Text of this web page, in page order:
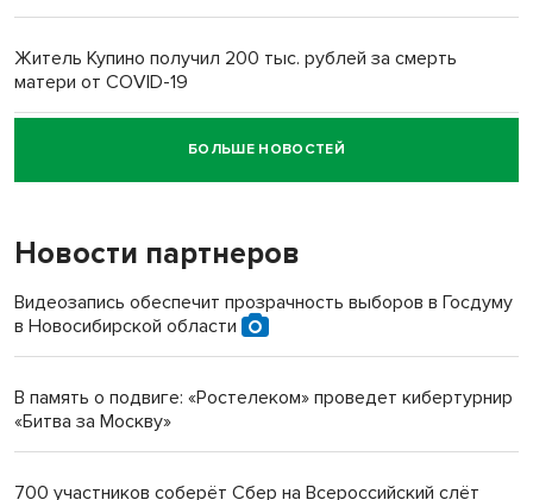
Житель Купино получил 200 тыс. рублей за смерть
матери от COVID-19
Новосибирский суд наказал водителя за смерть
пенсионерки на вокзале
«Мы живём на пастбище!»: в новосибирском селе лошади
терроризируют жителей
Инвалид получил условный срок за избиение врачей
Новосибирский преподаватель с женой вошли в топ-16
БОЛЬШЕ НОВОСТЕЙ
Новости партнеров
Видеозапись обеспечит прозрачность выборов в Госдуму
в Новосибирской области
В память о подвиге: «Ростелеком» проведет кибертурнир
«Битва за Москву»
700 участников соберёт Сбер на Всероссийский слёт